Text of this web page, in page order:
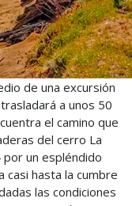
de una excursión
a unos 50
el camino que
del cerro La
un espléndido
casi hasta la cumbre
las condiciones